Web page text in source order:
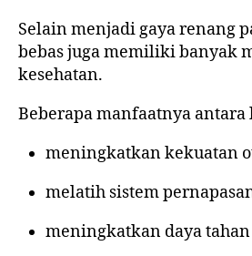
Selain menjadi gaya renang
bebas juga memiliki banyak
kesehatan.
Beberapa manfaatnya antara
meningkatkan kekuatan
melatih sistem
meningkatkan daya